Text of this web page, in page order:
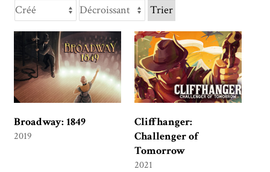
Trier
Broadway: 1849
2019
Cliffhanger:
Challenger of
Tomorrow
2021